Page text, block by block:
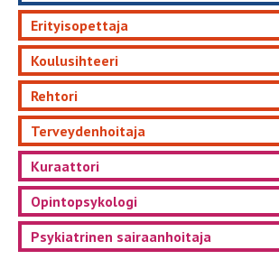
Erityisopettaja
Koulusihteeri
Rehtori
Terveydenhoitaja
Kuraattori
Opintopsykologi
Psykiatrinen sairaanhoitaja